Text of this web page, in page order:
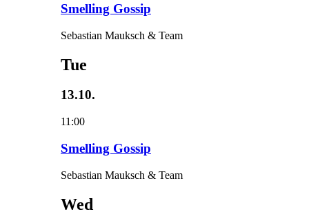
Smelling Gossip
Sebastian Mauksch & Team
Tue
13.10.
11:00
Smelling Gossip
Sebastian Mauksch & Team
Wed